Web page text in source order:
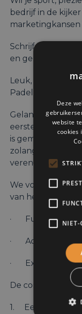
bedrijf in de
Schrijf je nu in
en geniet van een
Leuk, gezellig,
Padel Tour is
Gelanceerd in
eerste zakelijke
is gemengd en
zolang de
vereniging of
We voorzien
van het spelniveau
· Fun voor
· Advanced
· Expert voor
De competitie
1. Een reeks
Deze
website
cookies
NIET-